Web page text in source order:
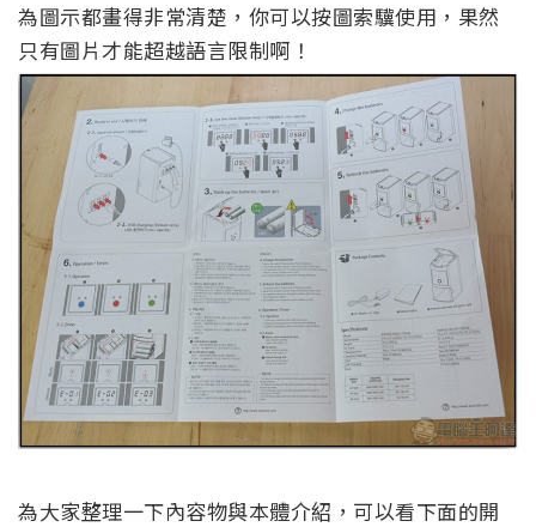
為圖示都畫得非常清楚，你可以按圖索驥使用，果然
只有圖片才能超越語言限制啊！
為大家整理一下內容物與本體介紹，可以看下面的開